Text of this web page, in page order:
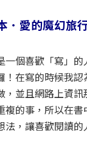
．愛的魔幻旅
一個喜歡「寫」的
！在寫的時候我認
，並且網路上資
複的事，所以在書
法，讓喜歡閱讀